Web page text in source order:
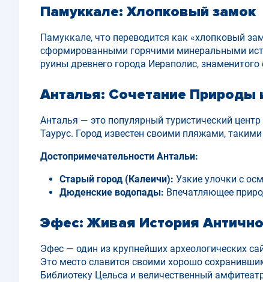
Памуккале: Хлопковый замок
Памуккале, что переводится как «хлопковый
сформированными горячими минеральными
руины древнего города Иераполис,
Анталья: Сочетание Природы
Анталья — это популярный туристический
Таурус. Город известен своими пляжами,
Достопримечательности Антальи:
Старый город (Калеичи): Узкие улочки с
Дюденские водопады: Впечатляющее
Эфес: Живая История
Эфес — один из крупнейших археологических
Это место славится своими хорошо
Библиотеку Цельса и величественный